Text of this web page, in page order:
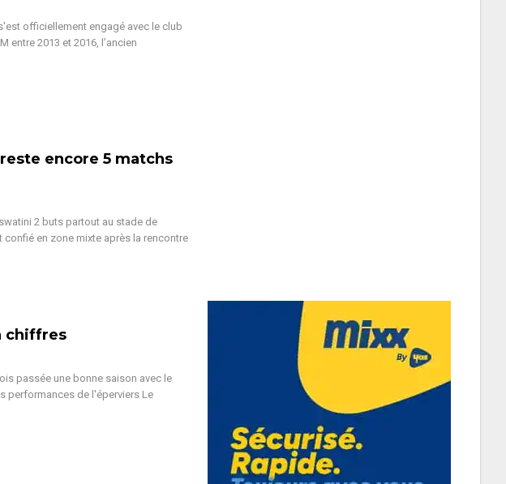
officiellement engagé avec le club
entre 2013 et 2016, l’ancien
encore 5 matchs
2 buts partout au stade de
en zone mixte après la rencontre
chiffres
passée une bonne saison avec le
performances de l'éperviers Le